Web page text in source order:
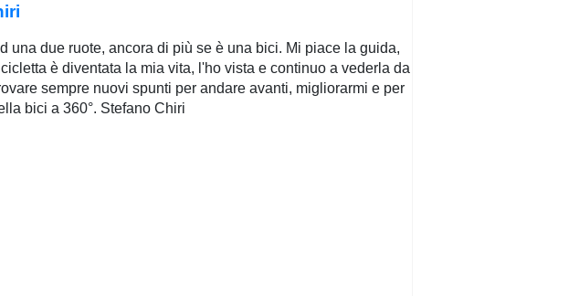
due ruote, ancora di più se è una bici. Mi piace la guida,
è diventata la mia vita, l'ho vista e continuo a vederla da
sempre nuovi spunti per andare avanti, migliorarmi e per
bici a 360°. Stefano Chiri